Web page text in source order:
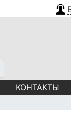
КОНТАКТЫ